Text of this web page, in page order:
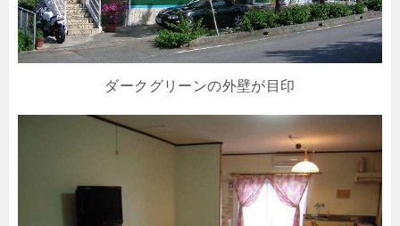
ダークグリーンの外壁が目印